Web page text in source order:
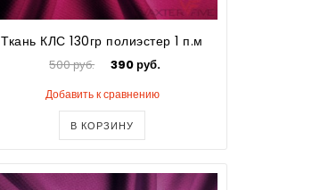
Ткань КЛС 130гр полиэстер 1 п.м
500 руб. 390 руб.
Добавить к сравнению
В КОРЗИНУ